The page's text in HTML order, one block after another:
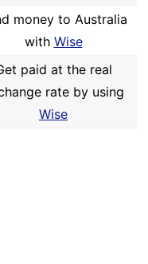
money to Australia
with Wise
paid at the real
rate by using
Wise